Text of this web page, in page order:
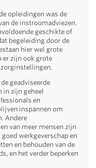
opleidingen was de
de instroomadviezen.
geschikte of
begeleiding door de
hier wel grote
er zijn ook grote
zorginstellingen.
geadviseerde
in zijn geheel
en
inspannen om
Andere
van meer mensen zijn
werkgeverschap en
en behouden van de
en het verder beperken